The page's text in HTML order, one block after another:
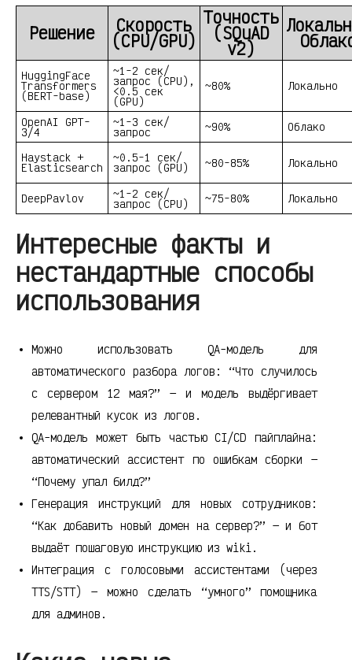
Решение Скорость
(CPU/GPU)
Точность
(SQuAD
v2)
HuggingFace
Transformers
(BERT-base)
~1-2 сек/
запрос (CPU),
<0.5 сек
(GPU)
~80% Локально
OpenAI GPT-
3/4
~1-3 сек/
запрос ~90% Облако
Haystack +
Elasticsearch
~0.5-1 сек/
запрос (GPU) ~80-85% Локально
DeepPavlov ~1-2 сек/
запрос (CPU) ~75-80% Локально
Интересные факты и
нестандартные способы
использования
Можно использовать QA-модель для
автоматического разбора логов: “Что случилось
с сервером 12 мая?” — и модель выдёргивает
релевантный кусок из логов.
QA-модель может быть частью CI/CD пайплайна:
автоматический ассистент по ошибкам сборки —
“Почему упал билд?”
Генерация инструкций для новых сотрудников:
“Как добавить новый домен на сервер?” — и бот
выдаёт пошаговую инструкцию из wiki.
Интеграция с голосовыми ассистентами (через
TTS/STT) — можно сделать “умного” помощника
для админов.